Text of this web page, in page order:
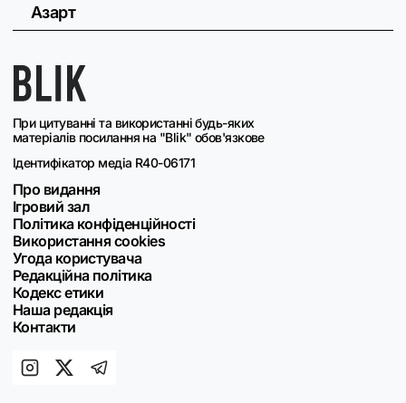
При цитуванні та використанні будь-яких
матеріалів посилання на "Blik" обов'язкове
Ідентифікатор медіа R40-06171
Про видання
Ігровий зал
Політика конфіденційності
Використання cookies
Угода користувача
Редакційна політика
Кодекс етики
Наша редакція
Контакти
Азарт